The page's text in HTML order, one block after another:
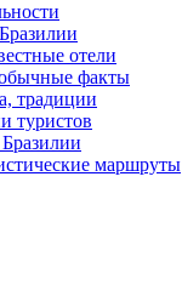
отели
факты
традиции
туристов
маршруты